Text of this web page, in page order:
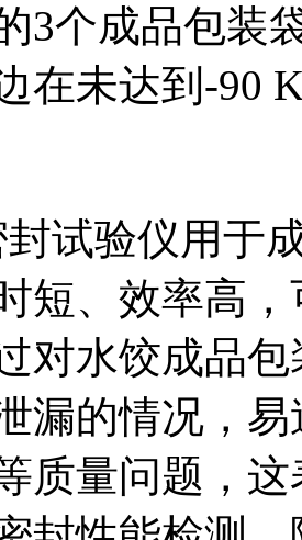
3个成品包装
在未达到-90
封试验仪用于
短、效率高
对水饺成品
漏的情况，
质量问题，